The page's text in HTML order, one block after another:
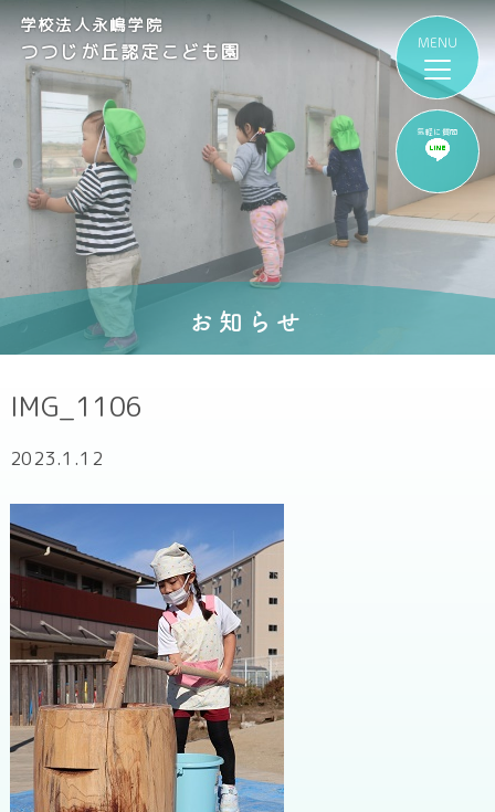
気軽に質問
学校法人永嶋学院
つつじが丘認定こども園
お知らせ
IMG_1106
2023.1.12